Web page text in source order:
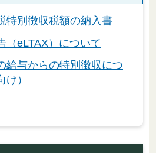
特別徴収税額の納入書
（eLTAX）について
給与からの特別徴収につ
）